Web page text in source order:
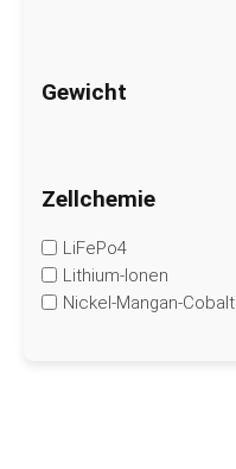
Gewicht
Zellchemie
LiFePo4
Lithium-Ionen
Nickel-Mangan-Cobalt